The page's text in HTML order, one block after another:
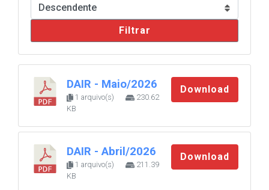
Filtrar
DAIR - Maio/2026
1 arquivo(s)
230.62
KB
Download
DAIR - Abril/2026
1 arquivo(s)
211.39
KB
Download